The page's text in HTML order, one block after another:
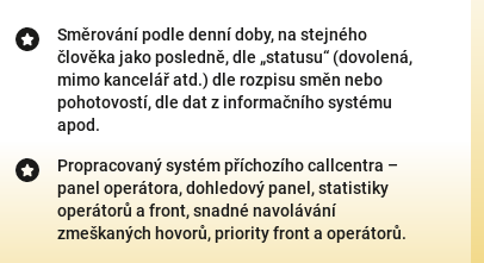
Směrování podle denní doby, na stejného
člověka jako posledně, dle „statusu“ (dovolená,
mimo kancelář atd.) dle rozpisu směn nebo
pohotovostí, dle dat z informačního systému
apod.
Propracovaný systém příchozího callcentra –
panel operátora, dohledový panel, statistiky
operátorů a front, snadné navolávání
zmeškaných hovorů, priority front a operátorů.